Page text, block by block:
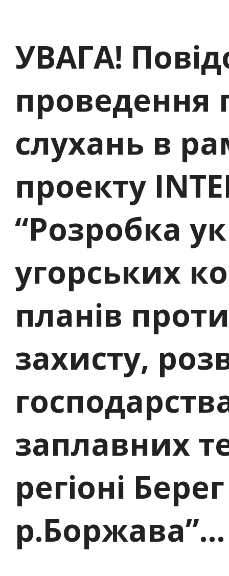
УВАГА!
проведення
слухань в
проекту
“Розробка
угорських
планів
захисту,
заплавних
регіоні
р.Боржава”…